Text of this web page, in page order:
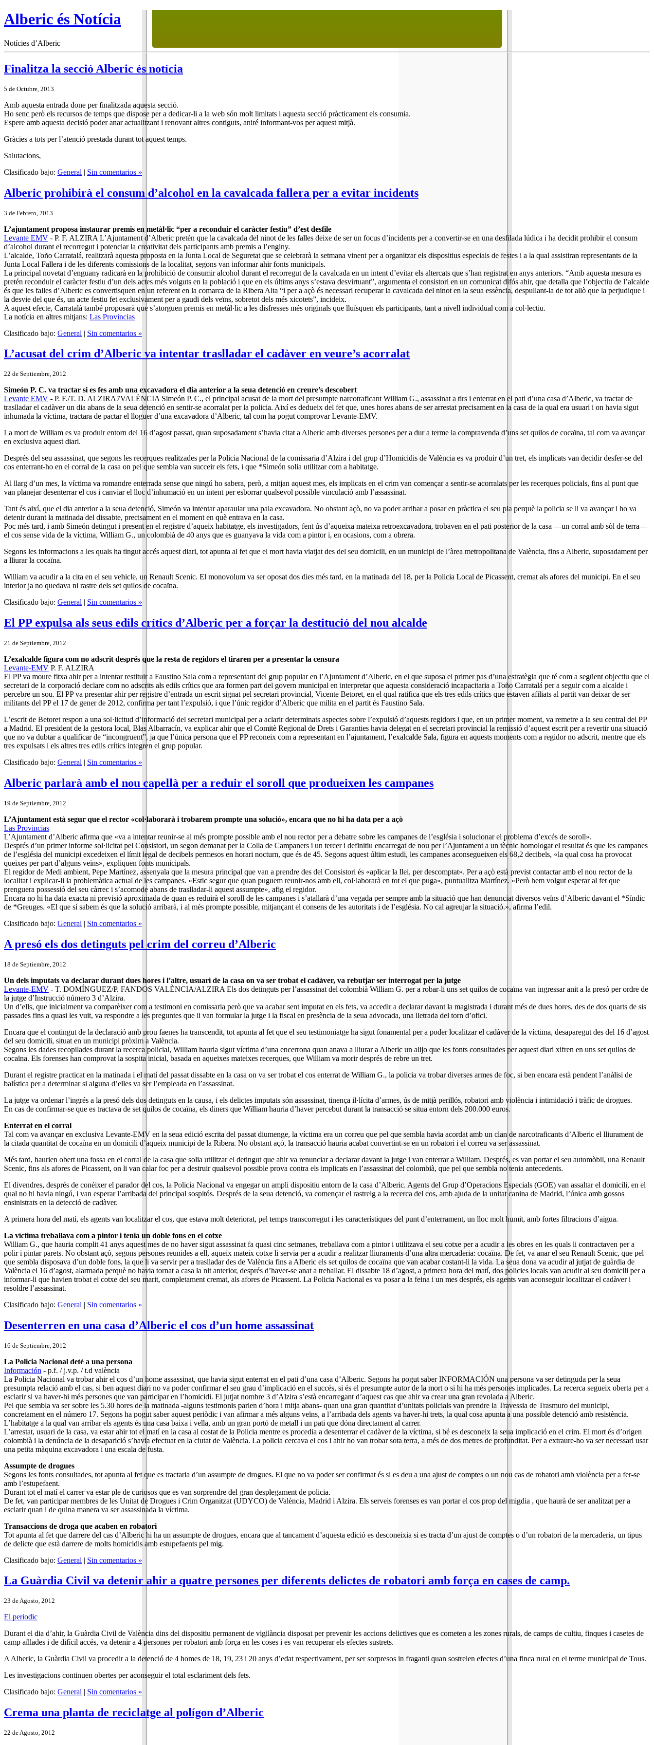
Alberic és Notícia
Notícies d’Alberic
Finalitza la secció Alberic és notícia
5 de Octubre, 2013
Amb aquesta entrada done per finalitzada aquesta secció.
Ho senc però els recursos de temps que dispose per a dedicar-li a la web són molt limitats i aquesta secció pràcticament els consumia.
Espere amb aquesta decisió poder anar actualitzant i renovant altres contiguts, aniré informant-vos per aquest mitjà.
Gràcies a tots per l’atenció prestada durant tot aquest temps.
Salutacions,
Clasificado bajo: General | Sin comentarios »
Alberic prohibirà el consum d’alcohol en la cavalcada fallera per a evitar incidents
3 de Febrero, 2013
L’ajuntament proposa instaurar premis en metàl·lic “per a reconduir el caràcter festiu” d’est desfile
Levante EMV - P. F. ALZIRA L’Ajuntament d’Alberic pretén que la cavalcada del ninot de les falles deixe de ser un focus d’incidents per a convertir-se en una desfilada lúdica i ha decidit prohibir el consum
d’alcohol durant el recorregut i potenciar la creativitat dels participants amb premis a l’enginy.
L’alcalde, Toño Carratalá, realitzarà aquesta proposta en la Junta Local de Seguretat que se celebrarà la setmana vinent per a organitzar els dispositius especials de festes i a la qual assistiran representants de la
Junta Local Fallera i de les diferents comissions de la localitat, segons van informar ahir fonts municipals.
La principal novetat d’enguany radicarà en la prohibició de consumir alcohol durant el recorregut de la cavalcada en un intent d’evitar els altercats que s’han registrat en anys anteriors. “Amb aquesta mesura es
pretén reconduir el caràcter festiu d’un dels actes més volguts en la població i que en els últims anys s’estava desvirtuant”, argumenta el consistori en un comunicat difós ahir, que detalla que l’objectiu de l’alcalde
és que les falles d’Alberic es convertisquen en un referent en la comarca de la Ribera Alta “i per a açò és necessari recuperar la cavalcada del ninot en la seua essència, despullant-la de tot allò que la perjudique i
la desvie del que és, un acte festiu fet exclusivament per a gaudi dels veïns, sobretot dels més xicotets”, incideix.
A aquest efecte, Carratalá també proposarà que s’atorguen premis en metàl·lic a les disfresses més originals que lluïsquen els participants, tant a nivell individual com a col·lectiu.
La notícia en altres mitjans: Las Provincias
Clasificado bajo: General | Sin comentarios »
L’acusat del crim d’Alberic va intentar traslladar el cadàver en veure’s acorralat
22 de Septiembre, 2012
Simeón P. C. va tractar si es fes amb una excavadora el dia anterior a la seua detenció en creure’s descobert
Levante EMV - P. F./T. D. ALZIRA7VALÈNCIA Simeón P. C., el principal acusat de la mort del presumpte narcotraficant William G., assassinat a tirs i enterrat en el pati d’una casa d’Alberic, va tractar de
traslladar el cadàver un dia abans de la seua detenció en sentir-se acorralat per la policia. Així es dedueix del fet que, unes hores abans de ser arrestat precisament en la casa de la qual era usuari i on havia sigut
inhumada la víctima, tractara de pactar el lloguer d’una excavadora d’Alberic, tal com ha pogut comprovar Levante-EMV.
La mort de William es va produir entorn del 16 d’agost passat, quan suposadament s’havia citat a Alberic amb diverses persones per a dur a terme la compravenda d’uns set quilos de cocaïna, tal com va avançar
en exclusiva aquest diari.
Després del seu assassinat, que segons les recerques realitzades per la Policia Nacional de la comissaria d’Alzira i del grup d’Homicidis de València es va produir d’un tret, els implicats van decidir desfer-se del
cos enterrant-ho en el corral de la casa on pel que sembla van succeir els fets, i que *Simeón solia utilitzar com a habitatge.
Al llarg d’un mes, la víctima va romandre enterrada sense que ningú ho sabera, però, a mitjan aquest mes, els implicats en el crim van començar a sentir-se acorralats per les recerques policials, fins al punt que
van planejar desenterrar el cos i canviar el lloc d’inhumació en un intent per esborrar qualsevol possible vinculació amb l’assassinat.
Tant és així, que el dia anterior a la seua detenció, Simeón va intentar aparaular una pala excavadora. No obstant açò, no va poder arribar a posar en pràctica el seu pla perquè la policia se li va avançar i ho va
detenir durant la matinada del dissabte, precisament en el moment en què entrava en la casa.
Poc més tard, i amb Simeón detingut i present en el registre d’aqueix habitatge, els investigadors, fent ús d’aqueixa mateixa retroexcavadora, trobaven en el pati posterior de la casa —un corral amb sòl de terra—
el cos sense vida de la víctima, William G., un colombià de 40 anys que es guanyava la vida com a pintor i, en ocasions, com a obrera.
Segons les informacions a les quals ha tingut accés aquest diari, tot apunta al fet que el mort havia viatjat des del seu domicili, en un municipi de l’àrea metropolitana de València, fins a Alberic, suposadament per
a lliurar la cocaïna.
William va acudir a la cita en el seu vehicle, un Renault Scenic. El monovolum va ser oposat dos dies més tard, en la matinada del 18, per la Policia Local de Picassent, cremat als afores del municipi. En el seu
interior ja no quedava ni rastre dels set quilos de cocaïna.
Clasificado bajo: General | Sin comentarios »
El PP expulsa als seus edils crítics d’Alberic per a forçar la destitució del nou alcalde
21 de Septiembre, 2012
L’exalcalde figura com no adscrit després que la resta de regidors el tiraren per a presentar la censura
Levante-EMV P. F. ALZIRA
El PP va moure fitxa ahir per a intentar restituir a Faustino Sala com a representant del grup popular en l’Ajuntament d’Alberic, en el que suposa el primer pas d’una estratègia que té com a següent objectiu que el
secretari de la corporació declare com no adscrits als edils crítics que ara formen part del govern municipal en interpretar que aquesta consideració incapacitaria a Toño Carratalá per a seguir com a alcalde i
percebre un sou. El PP va presentar ahir per registre d’entrada un escrit signat pel secretari provincial, Vicente Betoret, en el qual ratifica que els tres edils crítics que estaven afiliats al partit van deixar de ser
militants del PP el 17 de gener de 2012, confirma per tant l’expulsió, i que l’únic regidor d’Alberic que milita en el partit és Faustino Sala.
L’escrit de Betoret respon a una sol·licitud d’informació del secretari municipal per a aclarir determinats aspectes sobre l’expulsió d’aquests regidors i que, en un primer moment, va remetre a la seu central del PP
a Madrid. El president de la gestora local, Blas Albarracín, va explicar ahir que el Comitè Regional de Drets i Garanties havia delegat en el secretari provincial la remissió d’aquest escrit per a revertir una situació
que no va dubtar a qualificar de “incongruent”, ja que l’única persona que el PP reconeix com a representant en l’ajuntament, l’exalcalde Sala, figura en aquests moments com a regidor no adscrit, mentre que els
tres expulsats i els altres tres edils crítics integren el grup popular.
Clasificado bajo: General | Sin comentarios »
Alberic parlarà amb el nou capellà per a reduir el soroll que produeixen les campanes
19 de Septiembre, 2012
L’Ajuntament està segur que el rector «col·laborarà i trobarem prompte una solució», encara que no hi ha data per a açò
Las Provincias
L’Ajuntament d’Alberic afirma que «va a intentar reunir-se al més prompte possible amb el nou rector per a debatre sobre les campanes de l’església i solucionar el problema d’excés de soroll».
Després d’un primer informe sol·licitat pel Consistori, un segon demanat per la Colla de Campaners i un tercer i definitiu encarregat de nou per l’Ajuntament a un tècnic homologat el resultat és que les campanes
de l’església del municipi excedeixen el límit legal de decibels permesos en horari nocturn, que és de 45. Segons aquest últim estudi, les campanes aconsegueixen els 68,2 decibels, «la qual cosa ha provocat
queixes per part d’alguns veïns», expliquen fonts municipals.
El regidor de Medi ambient, Pepe Martínez, assenyala que la mesura principal que van a prendre des del Consistori és «aplicar la llei, per descomptat». Per a açò està previst contactar amb el nou rector de la
localitat i explicar-li la problemàtica actual de les campanes. «Estic segur que quan puguem reunir-nos amb ell, col·laborarà en tot el que puga», puntualitza Martínez. «Però hem volgut esperar al fet que
prenguera possessió del seu càrrec i s’acomode abans de traslladar-li aquest assumpte», afig el regidor.
Encara no hi ha data exacta ni previsió aproximada de quan es reduirà el soroll de les campanes i s’atallarà d’una vegada per sempre amb la situació que han denunciat diversos veïns d’Alberic davant el *Síndic
de *Greuges. «El que sí sabem és que la solució arribarà, i al més prompte possible, mitjançant el consens de les autoritats i de l’església. No cal agreujar la situació.», afirma l’edil.
Clasificado bajo: General | Sin comentarios »
A presó els dos detinguts pel crim del correu d’Alberic
18 de Septiembre, 2012
Un dels imputats va declarar durant dues hores i l’altre, usuari de la casa on va ser trobat el cadàver, va rebutjar ser interrogat per la jutge
Levante-EMV - T. DOMÍNGUEZ/P. FANDOS VALÈNCIA/ALZIRA Els dos detinguts per l’assassinat del colombià William G. per a robar-li uns set quilos de cocaïna van ingressar anit a la presó per ordre de
la jutge d’Instrucció número 3 d’Alzira.
Un d’ells, que inicialment va comparèixer com a testimoni en comissaria però que va acabar sent imputat en els fets, va accedir a declarar davant la magistrada i durant més de dues hores, des de dos quarts de sis
passades fins a quasi les vuit, va respondre a les preguntes que li van formular la jutge i la fiscal en presència de la seua advocada, una lletrada del torn d’ofici.
Encara que el contingut de la declaració amb prou faenes ha transcendit, tot apunta al fet que el seu testimoniatge ha sigut fonamental per a poder localitzar el cadàver de la víctima, desaparegut des del 16 d’agost
del seu domicili, situat en un municipi pròxim a València.
Segons les dades recopilades durant la recerca policial, William hauria sigut víctima d’una encerrona quan anava a lliurar a Alberic un alijo que les fonts consultades per aquest diari xifren en uns set quilos de
cocaïna. Els forenses han comprovat la sospita inicial, basada en aqueixes mateixes recerques, que William va morir després de rebre un tret.
Durant el registre practicat en la matinada i el matí del passat dissabte en la casa on va ser trobat el cos enterrat de William G., la policia va trobar diverses armes de foc, si ben encara està pendent l’anàlisi de
balística per a determinar si alguna d’elles va ser l’empleada en l’assassinat.
La jutge va ordenar l’ingrés a la presó dels dos detinguts en la causa, i els delictes imputats són assassinat, tinença il·lícita d’armes, ús de mitjà perillós, robatori amb violència i intimidació i tràfic de drogues.
En cas de confirmar-se que es tractava de set quilos de cocaïna, els diners que William hauria d’haver percebut durant la transacció se situa entorn dels 200.000 euros.
Enterrat en el corral
Tal com va avançar en exclusiva Levante-EMV en la seua edició escrita del passat diumenge, la víctima era un correu que pel que sembla havia acordat amb un clan de narcotraficants d’Alberic el lliurament de
la citada quantitat de cocaïna en un domicili d’aqueix municipi de la Ribera. No obstant açò, la transacció hauria acabat convertint-se en un robatori i el correu va ser assassinat.
Més tard, haurien obert una fossa en el corral de la casa que solia utilitzar el detingut que ahir va renunciar a declarar davant la jutge i van enterrar a William. Després, es van portar el seu automòbil, una Renault
Scenic, fins als afores de Picassent, on li van calar foc per a destruir qualsevol possible prova contra els implicats en l’assassinat del colombià, que pel que sembla no tenia antecedents.
El divendres, després de conèixer el parador del cos, la Policia Nacional va engegar un ampli dispositiu entorn de la casa d’Alberic. Agents del Grup d’Operacions Especials (GOE) van assaltar el domicili, en el
qual no hi havia ningú, i van esperar l’arribada del principal sospitós. Després de la seua detenció, va començar el rastreig a la recerca del cos, amb ajuda de la unitat canina de Madrid, l’única amb gossos
ensinistrats en la detecció de cadàver.
A primera hora del matí, els agents van localitzar el cos, que estava molt deteriorat, pel temps transcorregut i les característiques del punt d’enterrament, un lloc molt humit, amb fortes filtracions d’aigua.
La víctima treballava com a pintor i tenia un doble fons en el cotxe
William G., que hauria complit 41 anys aquest mes de no haver sigut assassinat fa quasi cinc setmanes, treballava com a pintor i utilitzava el seu cotxe per a acudir a les obres en les quals li contractaven per a
polir i pintar parets. No obstant açò, segons persones reunides a ell, aqueix mateix cotxe li servia per a acudir a realitzar lliuraments d’una altra mercaderia: cocaïna. De fet, va anar el seu Renault Scenic, que pel
que sembla disposava d’un doble fons, la que li va servir per a traslladar des de València fins a Alberic els set quilos de cocaïna que van acabar costant-li la vida. La seua dona va acudir al jutjat de guàrdia de
València el 16 d’agost, alarmada perquè no havia tornat a casa la nit anterior, després d’haver-se anat a treballar. El dissabte 18 d’agost, a primera hora del matí, dos policies locals van acudir al seu domicili per a
informar-li que havien trobat el cotxe del seu marit, completament cremat, als afores de Picassent. La Policia Nacional es va posar a la feina i un mes després, els agents van aconseguir localitzar el cadàver i
resoldre l’assassinat.
Clasificado bajo: General | Sin comentarios »
Desenterren en una casa d’Alberic el cos d’un home assassinat
16 de Septiembre, 2012
La Policia Nacional deté a una persona
Información - p.f. / j.v.p. / t.d valència
La Policia Nacional va trobar ahir el cos d’un home assassinat, que havia sigut enterrat en el pati d’una casa d’Alberic. Segons ha pogut saber INFORMACIÓN una persona va ser detinguda per la seua
presumpta relació amb el cas, si ben aquest diari no va poder confirmar el seu grau d’implicació en el succés, si és el presumpte autor de la mort o si hi ha més persones implicades. La recerca segueix oberta per a
esclarir si va haver-hi més persones que van participar en l’homicidi. El jutjat nombre 3 d’Alzira s’està encarregant d’aquest cas que ahir va crear una gran revolada a Alberic.
Pel que sembla va ser sobre les 5.30 hores de la matinada -alguns testimonis parlen d’hora i mitja abans- quan una gran quantitat d’unitats policials van prendre la Travessia de Trasmuro del municipi,
concretament en el número 17. Segons ha pogut saber aquest periòdic i van afirmar a més alguns veïns, a l’arribada dels agents va haver-hi trets, la qual cosa apunta a una possible detenció amb resistència.
L’habitatge a la qual van arribar els agents és una casa baixa i vella, amb un gran portó de metall i un pati que dóna directament al carrer.
L’arrestat, usuari de la casa, va estar ahir tot el matí en la casa al costat de la Policia mentre es procedia a desenterrar el cadàver de la víctima, si bé es desconeix la seua implicació en el crim. El mort és d’origen
colombià i la denúncia de la desaparició s’havia efectuat en la ciutat de València. La policia cercava el cos i ahir ho van trobar sota terra, a més de dos metres de profunditat. Per a extraure-ho va ser necessari usar
una petita màquina excavadora i una escala de fusta.
Assumpte de drogues
Segons les fonts consultades, tot apunta al fet que es tractaria d’un assumpte de drogues. El que no va poder ser confirmat és si es deu a una ajust de comptes o un nou cas de robatori amb violència per a fer-se
amb l’estupefaent.
Durant tot el matí el carrer va estar ple de curiosos que es van sorprendre del gran desplegament de policia.
De fet, van participar membres de les Unitat de Drogues i Crim Organitzat (UDYCO) de València, Madrid i Alzira. Els serveis forenses es van portar el cos prop del migdia , que haurà de ser analitzat per a
esclarir quan i de quina manera va ser assassinada la víctima.
Transaccions de droga que acaben en robatori
Tot apunta al fet que darrere del cas d’Alberic hi ha un assumpte de drogues, encara que al tancament d’aquesta edició es desconeixia si es tracta d’un ajust de comptes o d’un robatori de la mercaderia, un tipus
de delicte que està darrere de molts homicidis amb estupefaents pel mig.
Clasificado bajo: General | Sin comentarios »
La Guàrdia Civil va detenir ahir a quatre persones per diferents delictes de robatori amb força en cases de camp.
23 de Agosto, 2012
El periodic
Durant el dia d’ahir, la Guàrdia Civil de València dins del dispositiu permanent de vigilància disposat per prevenir les accions delictives que es cometen a les zones rurals, de camps de cultiu, finques i casetes de
camp aïllades i de difícil accés, va detenir a 4 persones per robatori amb força en les coses i es van recuperar els efectes sustrets.
A Alberic, la Guàrdia Civil va procedir a la detenció de 4 homes de 18, 19, 23 i 20 anys d’edat respectivament, per ser sorpresos in fraganti quan sostreien efectes d’una finca rural en el terme municipal de Tous.
Les investigacions continuen obertes per aconseguir el total esclariment dels fets.
Clasificado bajo: General | Sin comentarios »
Crema una planta de reciclatge al polígon d’Alberic
22 de Agosto, 2012